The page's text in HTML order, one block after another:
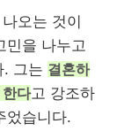
오는 것이
민을 나누고
. 그는 결혼하
한다고 강조하
었습니다.